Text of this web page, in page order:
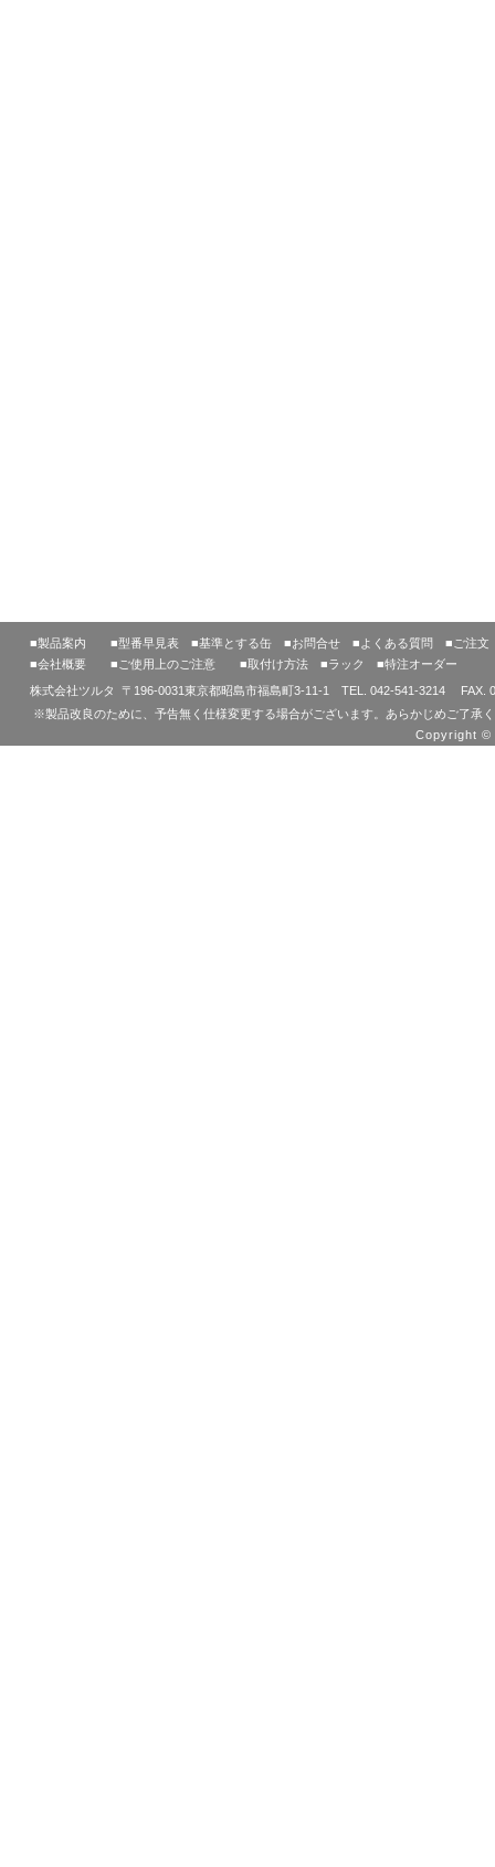
■製品案内 ■型番早見表 ■基準とする缶 ■お問合せ ■よくある質問
■ご注文
■会社概要
■ご使用上のご注意 ■取付け方法 ■ラック ■特注オーダー
株式会社ツルタ 〒196-0031東京都昭島市福島町3-11-1 TEL. 042-541-3214 FAX.
※製品改良のために、予告無く仕様変更する場合がございます。あらかじめご了承
Copyright ©